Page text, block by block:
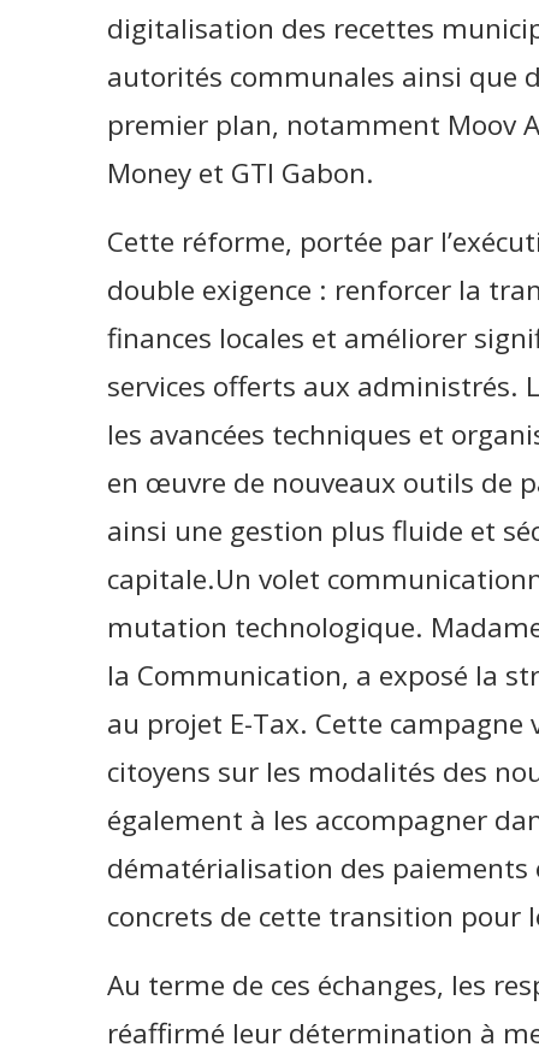
digitalisation des recettes
autorités communales ainsi que
premier plan, notamment Moov
Money et GTI Gabon.
Cette réforme, portée par
double exigence : renforcer la
finances locales et améliorer
services offerts aux administrés.
les avancées techniques et
en œuvre de nouveaux outils de
ainsi une gestion plus fluide et
capitale.Un volet
mutation technologique.
la Communication, a exposé la
au projet E-Tax. Cette
citoyens sur les modalités des
également à les accompagner
dématérialisation des paiements
concrets de cette transition pour
Au terme de ces échanges, les
réaffirmé leur détermination à